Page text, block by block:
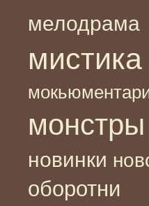
мелодрама
мистика
монстры
новинки
оборотни